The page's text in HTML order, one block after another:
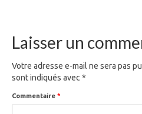
Laisser un
Votre adresse e-mail ne sera pas
sont indiqués avec*
Commentaire *